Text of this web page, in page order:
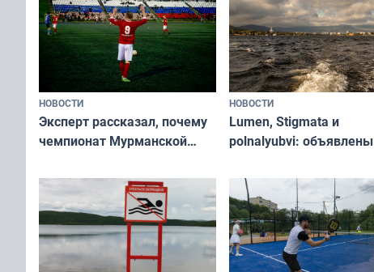
НОВОСТИ
Эксперт рассказал, почему
чемпионат Мурманской
незамеченным
НОВОСТИ
Lumen, Stigmata и
polnalyubvi: объявлены
«Имандра» в 2026 года